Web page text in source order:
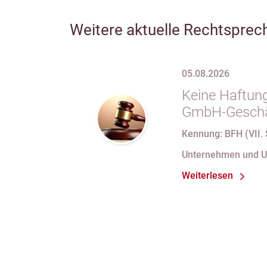
Weitere aktuelle
05.08.2026
Keine
GmbH-
69 Satz 1
bei
Kennung: BFH
Unternehmen und
Weiterlesen